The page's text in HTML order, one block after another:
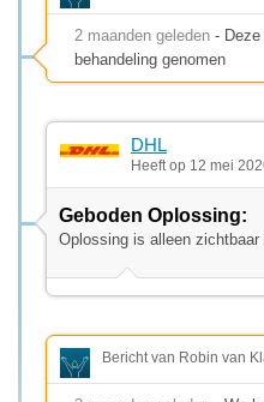
2 maanden geleden -
behandeling genomen
DHL
Heeft op 12 mei
Geboden Oplossing:
Oplossing is alleen
Bericht van Robin van